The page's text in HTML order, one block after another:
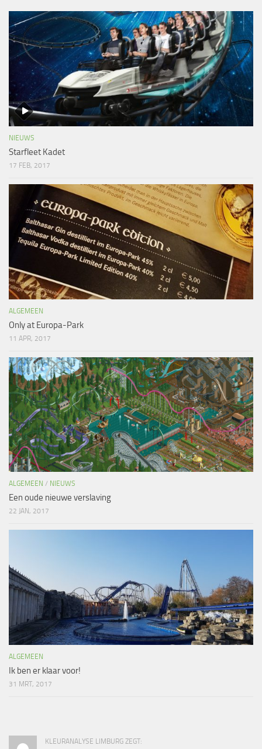
NIEUWS
Starfleet Kadet
17 FEB, 2017
ALGEMEEN
Only at Europa-Park
11 APR, 2017
ALGEMEEN / NIEUWS
Een oude nieuwe verslaving
22 JAN, 2017
ALGEMEEN
Ik ben er klaar voor!
31 MRT, 2017
KLEURANALYSE LIMBURG ZEGT: